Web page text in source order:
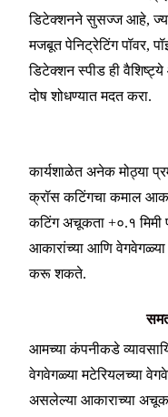
डिटेक्शनने सुसज्ज आहे,
मजबूत पेनिट्रेटिंग पॉवर,
डिटेक्शन स्पीड ही
दोष शोधण्यात मदत करा.
कार्यशाळेत अनेक मोठ्या
क्रॉस कटिंगचा कमाल
कटिंग अचूकता +०.१ मिमी
आकारांच्या आणि
करू शकते.
आमच्या कंपनीकडे
वेगवेगळ्या मटेरियलच्या
असलेल्या आकाराच्या